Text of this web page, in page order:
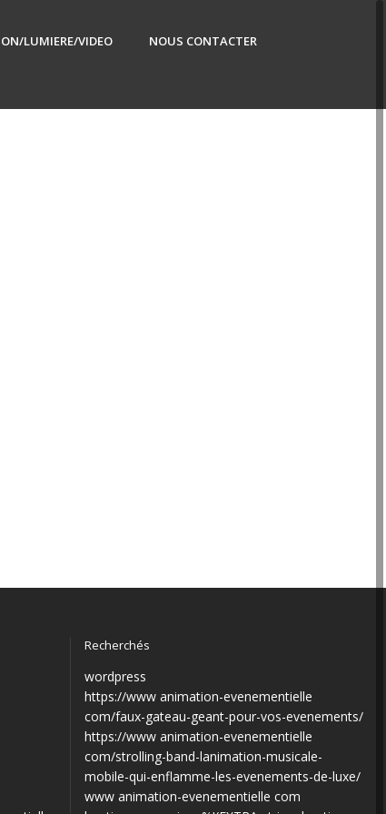
LUMIERE/VIDEO NOUS CONTACTER
Recherchés
wordpress
https://www animation-evenementielle
com/faux-gateau-geant-pour-vos-evenements/
https://www animation-evenementielle
com/strolling-band-lanimation-musicale-
mobile-qui-enflamme-les-evenements-de-luxe/
www animation-evenementielle com